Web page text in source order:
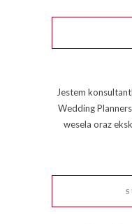
Jestem
Wedding
wesela oraz